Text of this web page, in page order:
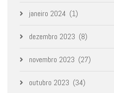
janeiro 2024 (1)
dezembro 2023 (8)
novembro 2023 (27)
outubro 2023 (34)